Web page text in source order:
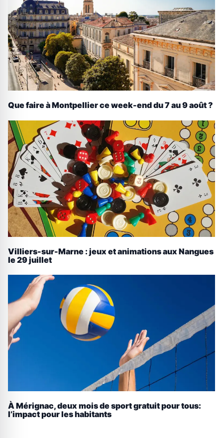
Que faire à Montpellier ce week-end du 7 au 9 août ?
Villiers-sur-Marne : jeux et animations aux Nangues
le 29 juillet
À Mérignac, deux mois de sport gratuit pour tous:
l’impact pour les habitants